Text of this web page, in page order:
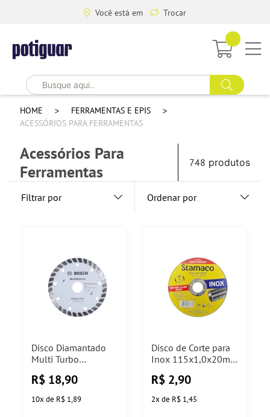
Você está em Trocar
HOME
FERRAMENTAS E EPIS
ACESSÓRIOS PARA FERRAMENTAS
Acessórios Para
Ferramentas
748 produtos
Filtrar por Ordenar por
Disco Diamantado
Multi Turbo
Bosch
R$ 18,90
10x de R$ 1,89
Disco de Corte para
Inox 115x1,0x20mm
R$ 2,90
2x de R$ 1,45